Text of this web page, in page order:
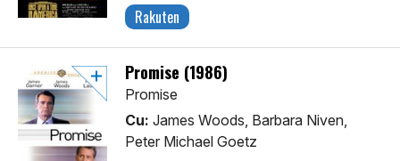
Rakuten
Promise (1986)
Promise
Cu: James Woods, Barbara Niven,
Peter Michael Goetz